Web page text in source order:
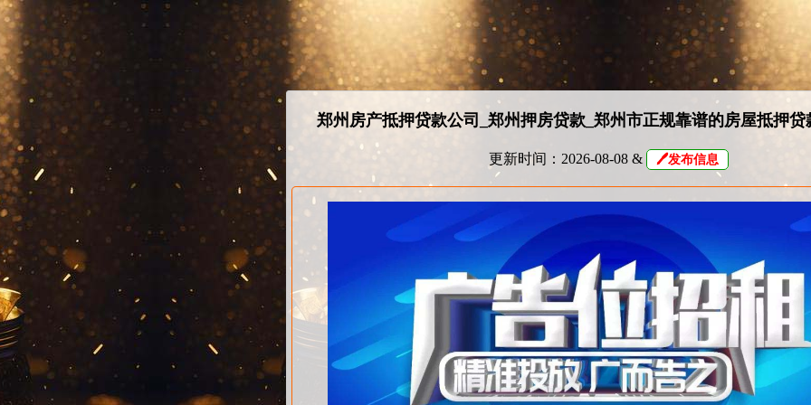
郑州房产抵押贷款公司_郑州押房贷款_郑州市正规靠谱的房屋抵押贷
更新时间：2026-08-08 & 🖊发布信息